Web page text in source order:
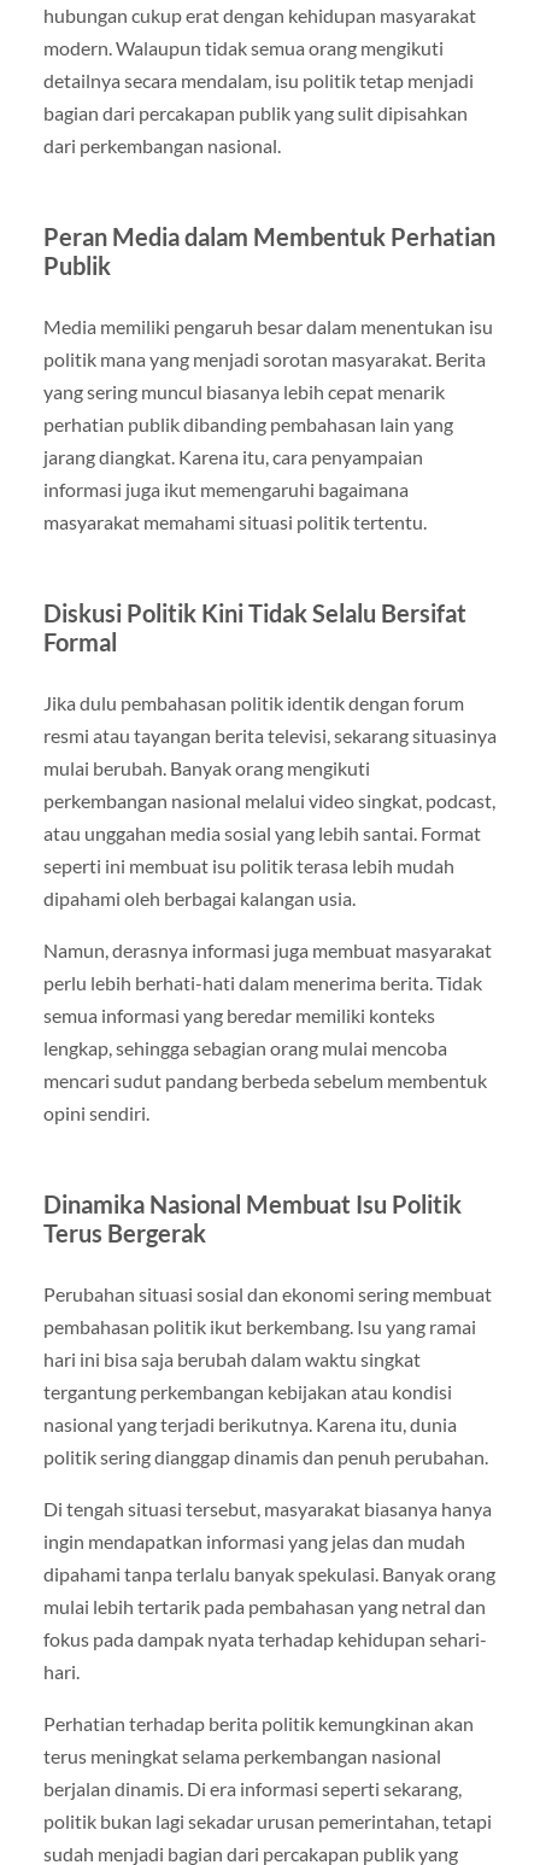
hubungan cukup erat dengan kehidupan masyarakat
modern. Walaupun tidak semua orang mengikuti
detailnya secara mendalam, isu politik tetap menjadi
bagian dari percakapan publik yang sulit dipisahkan
dari perkembangan nasional.
Peran Media dalam Membentuk Perhatian
Publik
Media memiliki pengaruh besar dalam menentukan isu
politik mana yang menjadi sorotan masyarakat. Berita
yang sering muncul biasanya lebih cepat menarik
perhatian publik dibanding pembahasan lain yang
jarang diangkat. Karena itu, cara penyampaian
informasi juga ikut memengaruhi bagaimana
masyarakat memahami situasi politik tertentu.
Diskusi Politik Kini Tidak Selalu Bersifat
Formal
Jika dulu pembahasan politik identik dengan forum
resmi atau tayangan berita televisi, sekarang situasinya
mulai berubah. Banyak orang mengikuti
perkembangan nasional melalui video singkat, podcast,
atau unggahan media sosial yang lebih santai. Format
seperti ini membuat isu politik terasa lebih mudah
dipahami oleh berbagai kalangan usia.
Namun, derasnya informasi juga membuat masyarakat
perlu lebih berhati-hati dalam menerima berita. Tidak
semua informasi yang beredar memiliki konteks
lengkap, sehingga sebagian orang mulai mencoba
mencari sudut pandang berbeda sebelum membentuk
opini sendiri.
Dinamika Nasional Membuat Isu Politik
Terus Bergerak
Perubahan situasi sosial dan ekonomi sering membuat
pembahasan politik ikut berkembang. Isu yang ramai
hari ini bisa saja berubah dalam waktu singkat
tergantung perkembangan kebijakan atau kondisi
nasional yang terjadi berikutnya. Karena itu, dunia
politik sering dianggap dinamis dan penuh perubahan.
Di tengah situasi tersebut, masyarakat biasanya hanya
ingin mendapatkan informasi yang jelas dan mudah
dipahami tanpa terlalu banyak spekulasi. Banyak orang
mulai lebih tertarik pada pembahasan yang netral dan
fokus pada dampak nyata terhadap kehidupan sehari-
hari.
Perhatian terhadap berita politik kemungkinan akan
terus meningkat selama perkembangan nasional
berjalan dinamis. Di era informasi seperti sekarang,
politik bukan lagi sekadar urusan pemerintahan, tetapi
sudah menjadi bagian dari percakapan publik yang